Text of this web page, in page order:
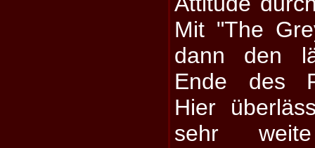
Mit "The
dann den
Ende des
Hier
sehr